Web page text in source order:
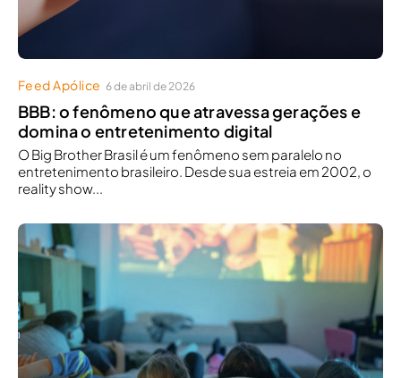
Feed Apólice 6 de abril de 2026
BBB: o fenômeno que atravessa gerações e
domina o entretenimento digital
O Big Brother Brasil é um fenômeno sem paralelo no
entretenimento brasileiro. Desde sua estreia em 2002, o
reality show...